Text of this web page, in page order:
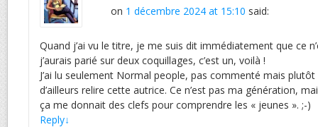
on 1 décembre 2024 at 15:10 said:
Quand j’ai vu le titre, je me suis dit immédiatement que ce
j’aurais parié sur deux coquillages, c’est un, voilà !
J’ai lu seulement Normal people, pas commenté mais
d’ailleurs relire cette autrice. Ce n’est pas ma génération,
ça me donnait des clefs pour comprendre les « jeunes ». ;-)
Reply↓